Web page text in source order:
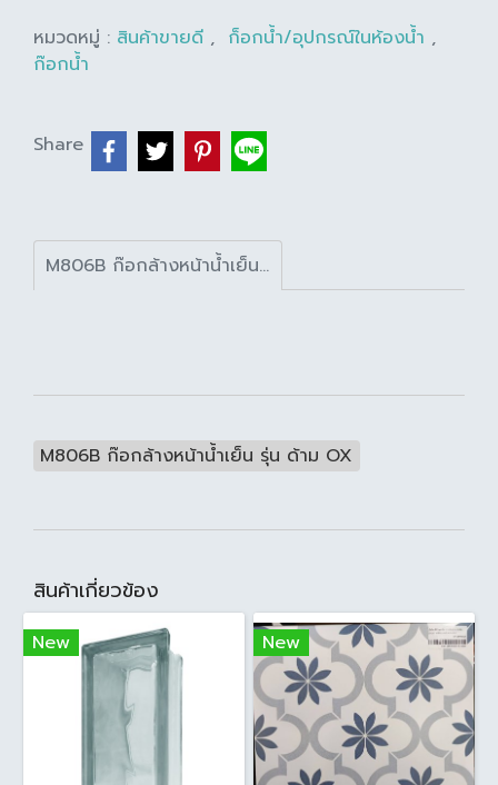
หมวดหมู่ : สินค้าขายดี , ก็อกน้ำ/อุปกรณ์ในห้องน้ำ ,
ก๊อกน้ำ
Share
M806B ก๊อกล้างหน้าน้ำเย็น รุ่น ด้าม OX
M806B ก๊อกล้างหน้าน้ำเย็น รุ่น ด้าม OX
สินค้าเกี่ยวข้อง
New New